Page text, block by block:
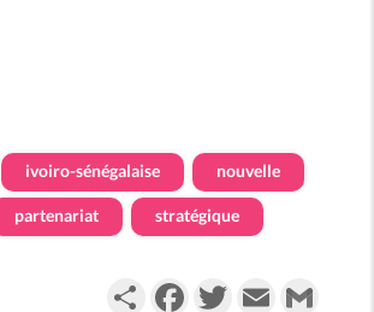
ivoiro-sénégalaise nouvelle
partenariat stratégique
PartagerFacebookTwitterEmail